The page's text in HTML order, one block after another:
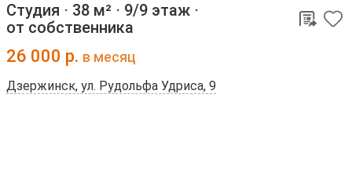
Студия ⋅ 38 м² ⋅ 9/9 этаж ⋅
от собственника
26 000 р. в месяц
Дзержинск, ул. Рудольфа Удриса, 9